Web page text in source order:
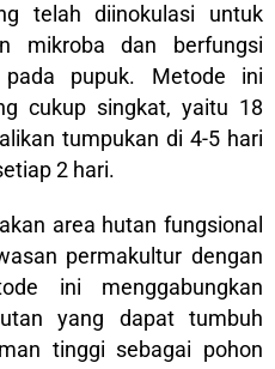
telah diinokulasi untuk
mikroba dan berfungsi
pupuk. Metode ini
cukup singkat, yaitu 18
tumpukan di 4-5 hari
2 hari.
area hutan fungsional
permakultur dengan
ini menggabungkan
yang dapat tumbuh
tinggi sebagai pohon